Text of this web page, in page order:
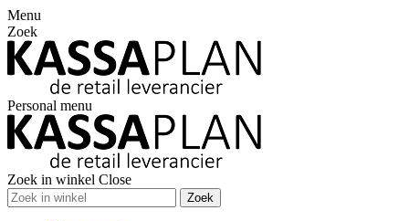
Menu
Zoek
Personal menu
Zoek in winkel Close
Zoek